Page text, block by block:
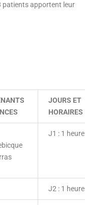
patients apportent leur
JOURS ET
HORAIRES
J1 : 1 heure
J2 : 1 heure